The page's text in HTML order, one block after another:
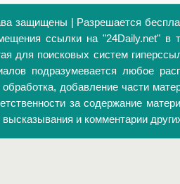
защищены | Разрешается
ссылки на "24Daily.net" в
для поисковых систем
подразумевается любое
добавление части
за содержание
и комментарии